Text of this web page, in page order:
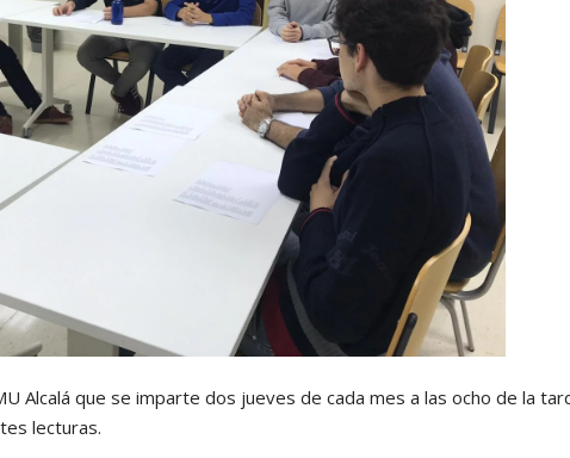
Alcalá que se imparte dos jueves de cada mes a las ocho de la
lecturas.